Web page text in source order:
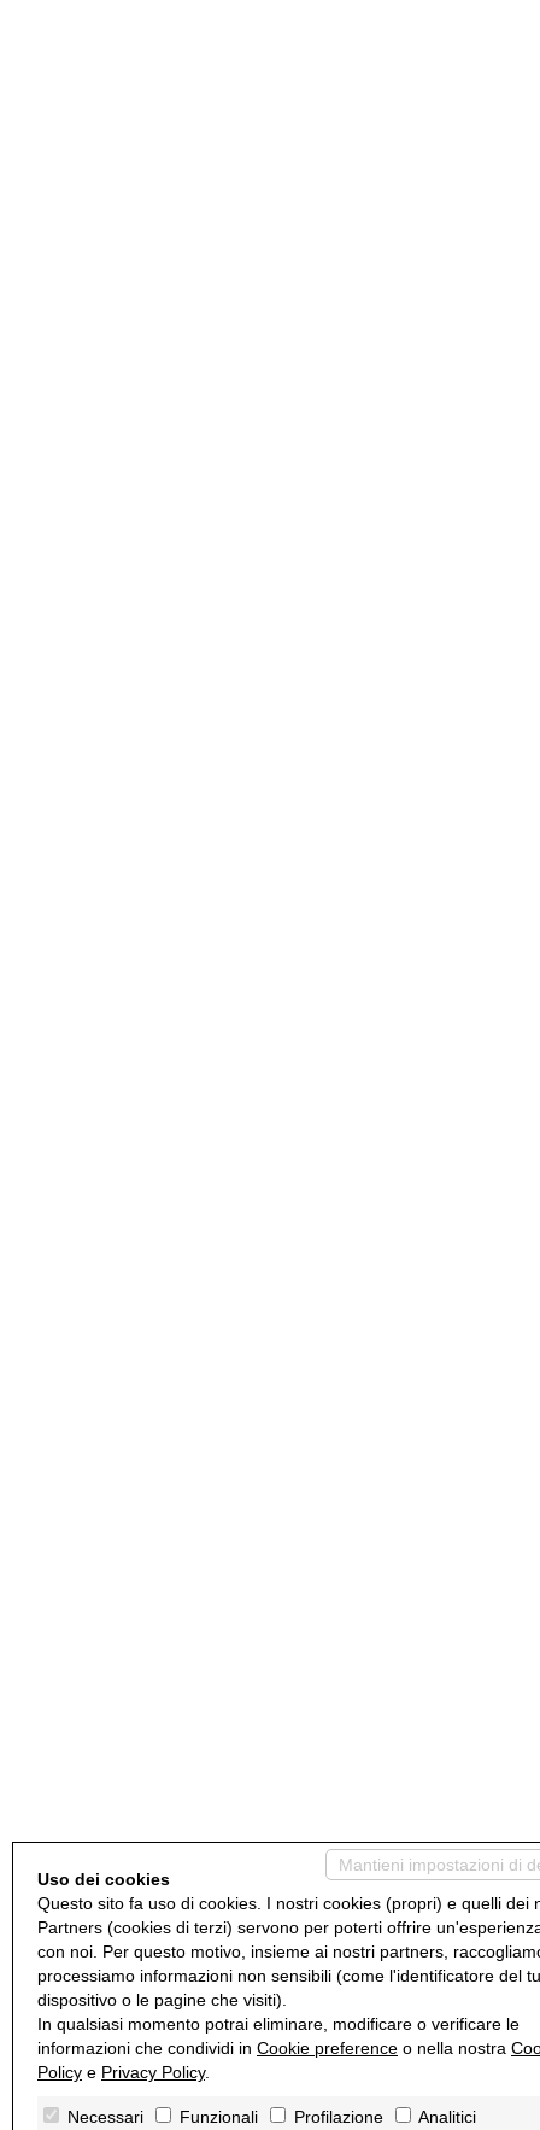
Mantieni impostazioni di
Uso dei cookies
Questo sito fa uso di cookies. I nostri cookies (propri) e quelli dei
Partners (cookies di terzi) servono per poterti offrire
con noi. Per questo motivo, insieme ai nostri partners,
processiamo informazioni non sensibili (come l'identificatore del
dispositivo o le pagine che visiti).
In qualsiasi momento potrai eliminare, modificare o verificare le
informazioni che condividi in Cookie preference o nella nostra
Policy e Privacy Policy.
Necessari Funzionali Profilazione Analitici